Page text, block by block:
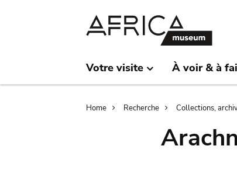
Votre visite À voir & à
Breadcrumb
Home Recherche Collections,